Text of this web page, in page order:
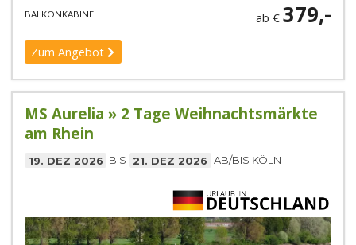
BALKONKABINE ab €379,-
Zum Angebot
MS Aurelia » 2 Tage Weihnachtsmärkte
am Rhein
19. DEZ 2026 BIS 21. DEZ 2026 AB/BIS KÖLN